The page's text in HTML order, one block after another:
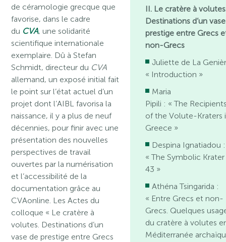
de céramologie grecque que
favorise, dans le cadre
du CVA, une solidarité
scientifique internationale
exemplaire. Dû à Stefan
Schmidt, directeur du CVA
allemand, un exposé initial fait
le point sur l’état actuel d’un
projet dont l’AIBL favorisa la
naissance, il y a plus de neuf
décennies, pour finir avec une
présentation des nouvelles
perspectives de travail
ouvertes par la numérisation
et l’accessibilité de la
documentation grâce au
CVAonline. Les Actes du
colloque « Le cratère à
volutes. Destinations d’un
vase de prestige entre Grecs
II. Le cratère à
Destinations d’un
prestige entre Grecs
non-Grecs
Juliette de La
« Introduction »
Maria
Pipili : « The
of the Volute-Kraters
Greece »
Despina Ignatiadou
« The Symbolic Krater
43 »
Athéna Tsingarida :
« Entre Grecs et non-
Grecs. Quelques
du cratère à volutes
Méditerranée